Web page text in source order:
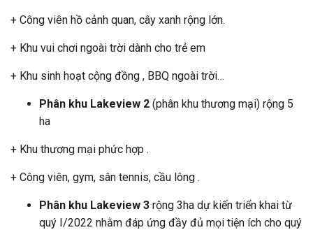
+ Công viên hồ cảnh quan, cây xanh rộng lớn.
+ Khu vui chơi ngoài trời dành cho trẻ em
+ Khu sinh hoạt cộng đồng , BBQ ngoài trời…
Phân khu Lakeview 2(phân khu thương mại) rộng 5
ha
+ Khu thương mại phức hợp .
+ Công viên, gym, sân tennis, cầu lông .
Phân khu Lakeview 3rộng 3ha dự kiến triển khai từ
quý I/2022 nhằm đáp ứng đầy đủ mọi tiện ích cho quý